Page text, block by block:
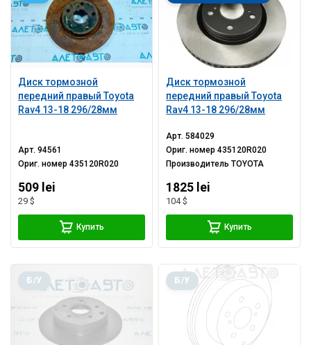
Диск тормозной
передний правый Toyota
Rav4 13-18 296/28мм
Арт.94561
Ориг. номер435120R020
509 lei
29 $
Купить
Диск тормозной
передний правый Toyota
Rav4 13-18 296/28мм
Арт.584029
Ориг. номер435120R020
ПроизводительTOYOTA
1825 lei
104 $
Купить
Б/У Б/У